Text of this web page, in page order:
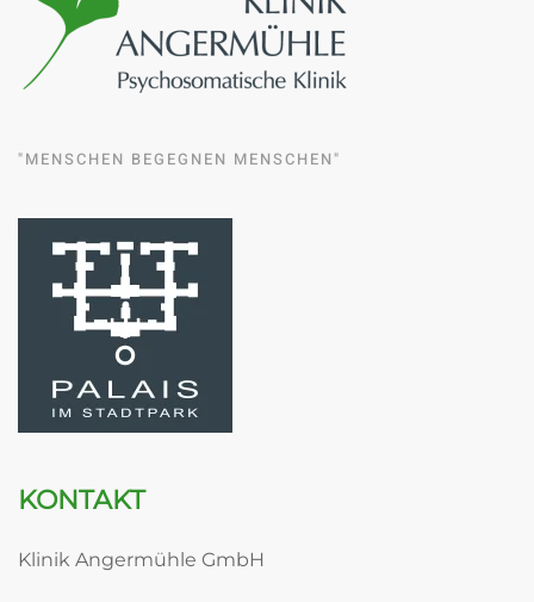
"MENSCHEN BEGEGNEN MENSCHEN"
KONTAKT
Klinik Angermühle GmbH